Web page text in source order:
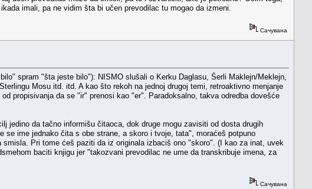
imali, pa ne vidim šta bi učen prevodilac tu mogao da izmeni.
Сачувана
spram "šta jeste bilo"): NISMO slušali o Kerku Daglasu, Šerli Maklejn/Meklejn,
Mosu itd. itd. A kao što rekoh na jednoj drugoj temi, retroaktivno menjanje
propisivanja da se "ir" prenosi kao "er". Paradoksalno, takva odredba dovešće
jedino da tačno informišu čitaoca, dok druge mogu zavisiti od dosta drugih
se ime jednako čita s obe strane, a skoro i tvoje, tata", moraćeš potpuno
Pri tome ćeš paziti da iz originala izbaciš ono "skoro". (I kao za inat, uvek
baciti knjigu jer "takozvani prevodilac ne ume da transkribuje imena, za
Сачувана